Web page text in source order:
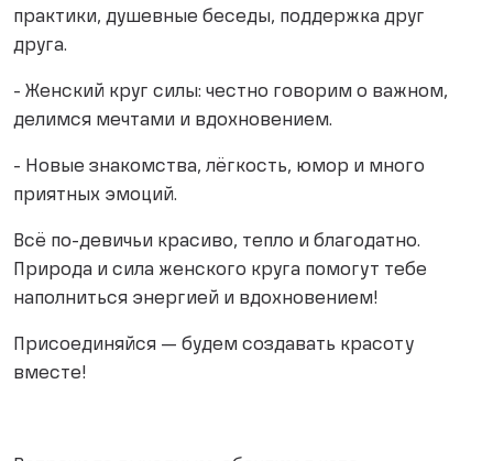
практики, душевные беседы, поддержка друг
друга.
- Женский круг силы: честно говорим о важном,
делимся мечтами и вдохновением.
- Новые знакомства, лёгкость, юмор и много
приятных эмоций.
Всё по-девичьи красиво, тепло и благодатно.
Природа и сила женского круга помогут тебе
наполниться энергией и вдохновением!
Присоединяйся — будем создавать красоту
вместе!